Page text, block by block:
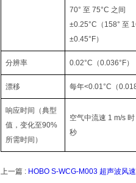
70° 至 75°C 之间
±0.25°C（158° 至
±0.45°F）
分辨率 0.02°C（0.036°F）
漂移 每年<0.01°C（
响应时间（典型
值，变化至90%
所需时间）
空气中流速 1 m/s
秒
上一篇 : HOBO S-WCG-M003 超声波风